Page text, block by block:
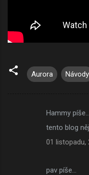
Aurora Návody
Hammy píše…
tento blog
01 listopadu,
pav píše…